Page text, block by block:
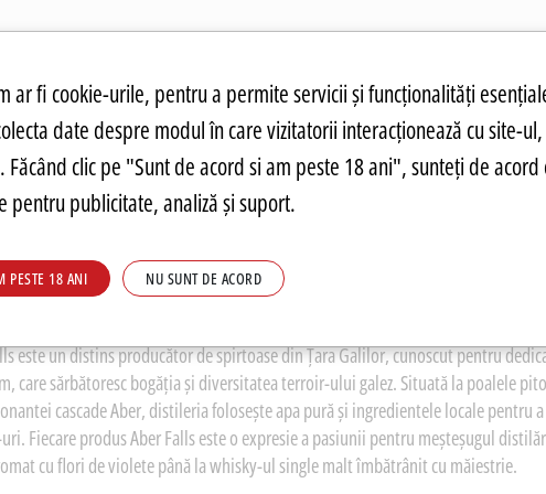
cookie-uri
ar fi cookie-urile, pentru a permite servicii și funcționalități
date despre modul în care vizitatorii interacționează cu site-
Făcând clic pe "Sunt de acord si am peste 18 ani", sunteți de acord
pentru publicitate, analiză și suport.
PESTE 18 ANI NU SUNT DE ACORD
PREȚURI FIERBINȚI PARMA FOOD PARMA DRINKS
este un distins producător de spirtoase din Țara Galilor, cunoscut pentru
care sărbătoresc bogăția și diversitatea terroir-ului galez. Situată la poalele
cascade Aber, distileria folosește apa pură și ingredientele locale pentru
Fiecare produs Aber Falls este o expresie a pasiunii pentru meșteșugul
cu flori de violete până la whisky-ul single malt îmbătrânit cu măiestrie.